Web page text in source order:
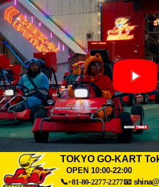
TOKYO GO-KART
OPEN 10:00-22:00
📞+81-80-2277-2277📧